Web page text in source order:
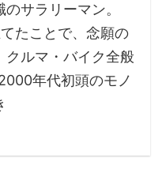
サラリーマン。
たことで、念願の
クルマ・バイク全般
年代初頭のモノ